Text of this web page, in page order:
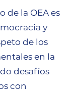
de la OEA es
y
de los
en la
desafíos
con